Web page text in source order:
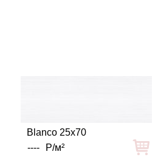
Blanco 25x70
----
Р/м²